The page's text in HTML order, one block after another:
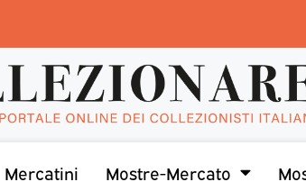
Mercatini Mostre-Mercato